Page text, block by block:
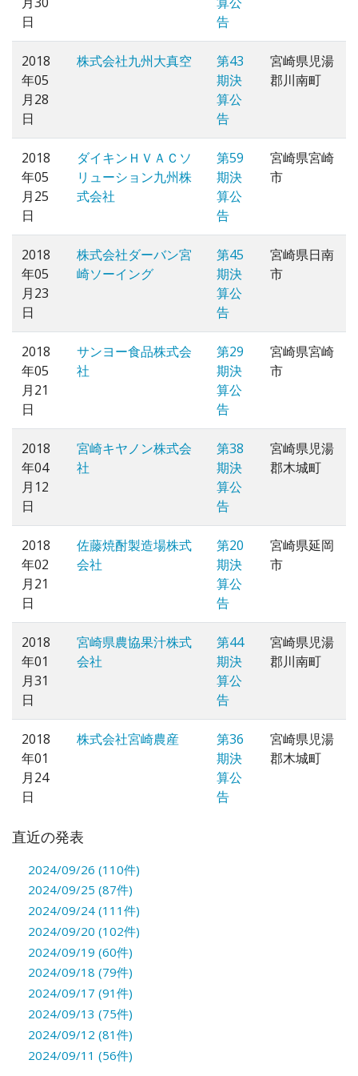
日
告
2018
年05
月28
日
株式会社九州大真空
第43
期決
算公
告
宮崎県児湯
郡川南町
2018
年05
月25
日
ダイキンＨＶＡＣソ
リューション九州株
式会社
第59
期決
算公
告
宮崎県宮崎
市
2018
年05
月23
日
株式会社ダーバン宮
崎ソーイング
第45
期決
算公
告
宮崎県日南
市
2018
年05
月21
日
サンヨー食品株式会
社
第29
期決
算公
告
宮崎県宮崎
市
2018
年04
月12
日
宮崎キヤノン株式会
社
第38
期決
算公
告
宮崎県児湯
郡木城町
2018
年02
月21
日
佐藤焼酎製造場株式
会社
第20
期決
算公
告
宮崎県延岡
市
2018
年01
月31
日
宮崎県農協果汁株式
会社
第44
期決
算公
告
宮崎県児湯
郡川南町
2018
年01
月24
日
株式会社宮崎農産
第36
期決
算公
告
宮崎県児湯
郡木城町
直近の発表
2024/09/26 (110件)
2024/09/25 (87件)
2024/09/24 (111件)
2024/09/20 (102件)
2024/09/19 (60件)
2024/09/18 (79件)
2024/09/17 (91件)
2024/09/13 (75件)
2024/09/12 (81件)
2024/09/11 (56件)